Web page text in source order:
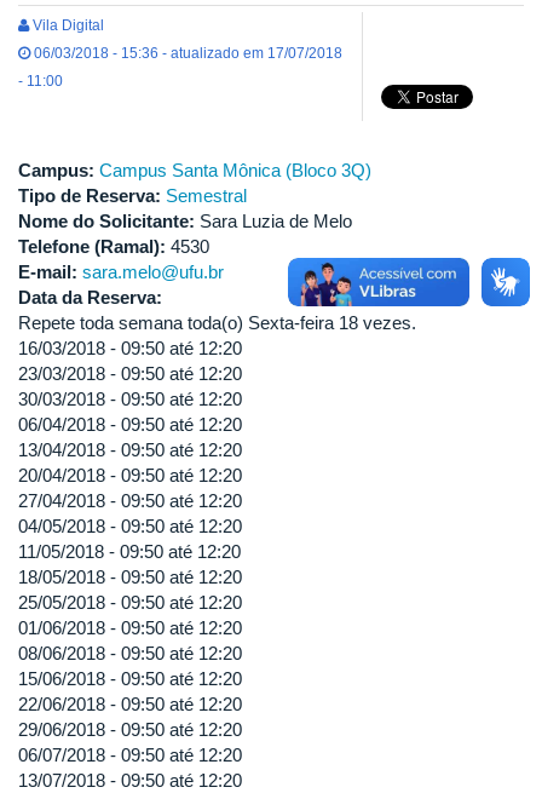
Vila Digital
06/03/2018 - 15:36 - atualizado em 17/07/2018
- 11:00
Campus: Campus Santa Mônica (Bloco 3Q)
Tipo de Reserva: Semestral
Nome do Solicitante: Sara Luzia de Melo
Telefone (Ramal): 4530
E-mail: sara.melo@ufu.br
Data da Reserva:
Repete toda semana toda(o) Sexta-feira 18 vezes.
16/03/2018 - 09:50 até 12:20
23/03/2018 - 09:50 até 12:20
30/03/2018 - 09:50 até 12:20
06/04/2018 - 09:50 até 12:20
13/04/2018 - 09:50 até 12:20
20/04/2018 - 09:50 até 12:20
27/04/2018 - 09:50 até 12:20
04/05/2018 - 09:50 até 12:20
11/05/2018 - 09:50 até 12:20
18/05/2018 - 09:50 até 12:20
25/05/2018 - 09:50 até 12:20
01/06/2018 - 09:50 até 12:20
08/06/2018 - 09:50 até 12:20
15/06/2018 - 09:50 até 12:20
22/06/2018 - 09:50 até 12:20
29/06/2018 - 09:50 até 12:20
06/07/2018 - 09:50 até 12:20
13/07/2018 - 09:50 até 12:20